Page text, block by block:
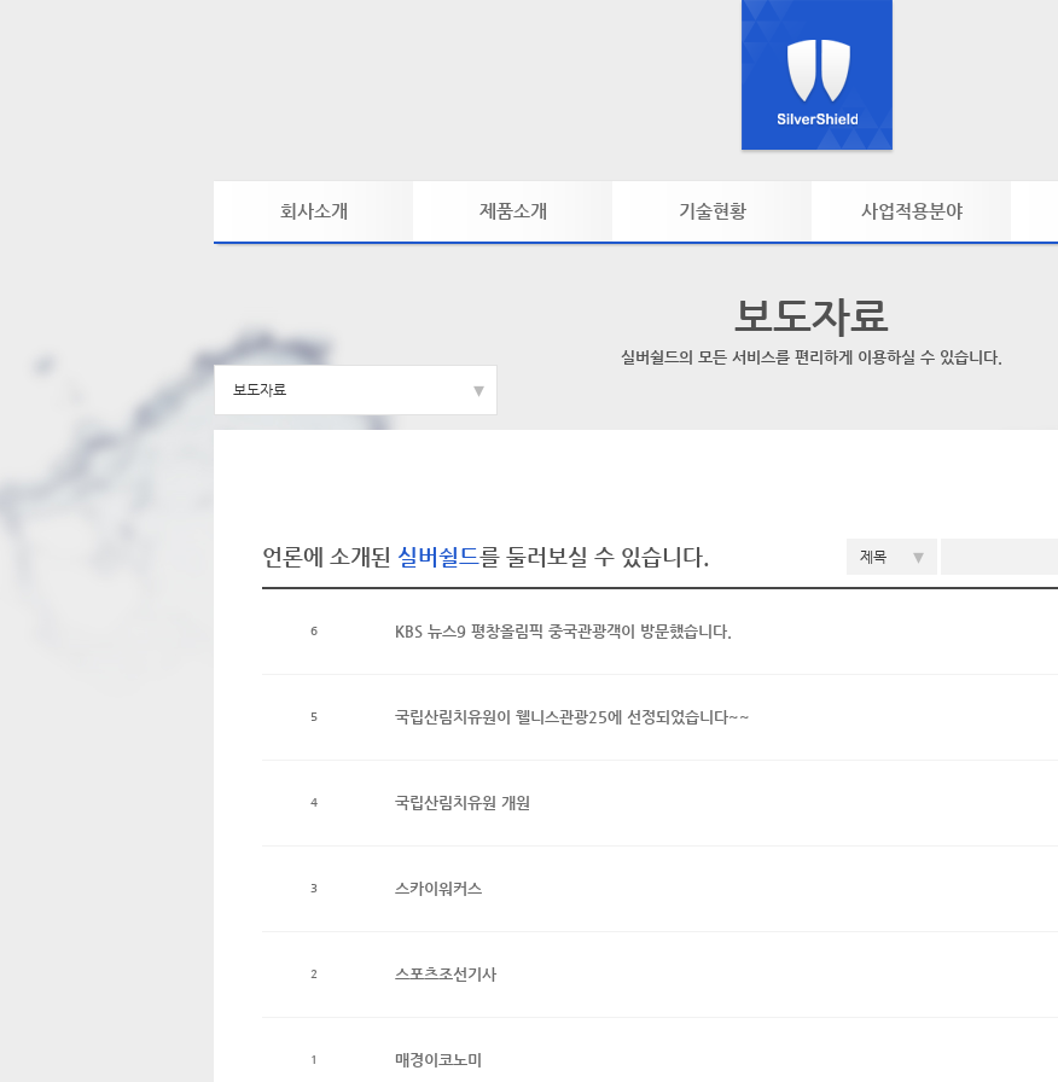
회사소개
주요거래처
찾아오시는길
제품소개 기술현황
아쿠아마사지
사업적용분야
스파/피부관리실
피트니스/헬스클럽
메디컬/재활
보도자료
실버쉴드의 모든 서비스를 편리하게 이용하실 수 있습니다.
보도자료 ▾
언론에 소개된 실버쉴드를 둘러보실 수 있습니다. 제목 ▾
6 KBS 뉴스9 평창올림픽 중국관광객이 방문했습니다.
5 국립산림치유원이 웰니스관광25에 선정되었습니다~~
4 국립산림치유원 개원
3 스카이워커스
2 스포츠조선기사
1 매경이코노미